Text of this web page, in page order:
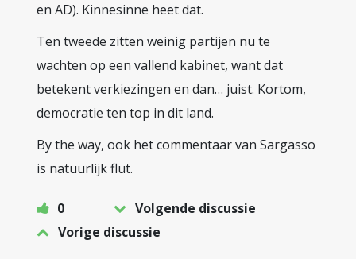
en AD). Kinnesinne heet dat.
Ten tweede zitten weinig partijen nu te
wachten op een vallend kabinet, want dat
betekent verkiezingen en dan… juist. Kortom,
democratie ten top in dit land.
By the way, ook het commentaar van Sargasso
is natuurlijk flut.
0
Volgende discussie
Vorige discussie